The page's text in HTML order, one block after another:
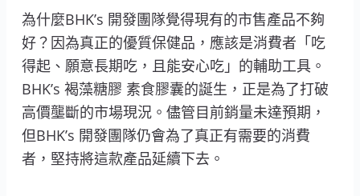
為什麼BHK’s 開發團隊覺得現有的市售產品不夠
好？因為真正的優質保健品，應該是消費者「吃
得起、願意長期吃，且能安心吃」的輔助工具。
BHK’s 褐藻糖膠 素食膠囊的誕生，正是為了打破
高價壟斷的市場現況。儘管目前銷量未達預期，
但BHK’s 開發團隊仍會為了真正有需要的消費
者，堅持將這款產品延續下去。